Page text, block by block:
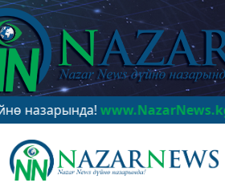
www.NazarNews.kg